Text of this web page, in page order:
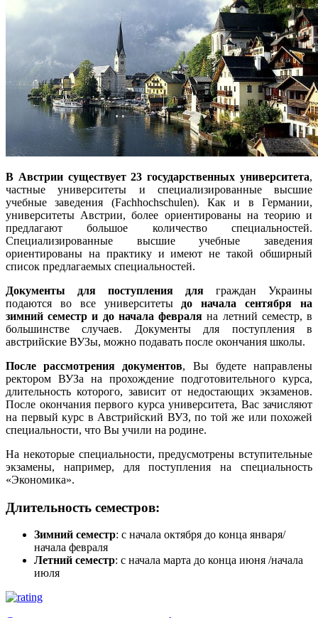
В Австрии существует 23 государственных университета,
частные университеты и специализированные высшие
учебные заведения (Fachhochschulen). Как и в Германии,
университеты Австрии, более ориентированы на теорию и
предлагают большое количество специальностей.
Специализированные высшие учебные заведения
ориентированы на практику и имеют не такой обширный
список предлагаемых специальностей.
Документы для поступления для граждан Украины
подаются во все университеты до начала сентября на
зимний семестр и до начала февраля на летний семестр, в
большинстве случаев. Документы для поступления в
австрийские ВУЗы, можно подавать после окончания школы.
После рассмотрения документов, Вы будете направлены
ректором ВУЗа на прохождение подготовительного курса,
длительность которого, зависит от недостающих экзаменов.
После окончания первого курса университета, Вас зачисляют
на первый курс в Австрийский ВУЗ, по той же или похожей
специальности, что Вы учили на родине.
На некоторые специальности, предусмотрены вступительные
экзамены, например, для поступления на специальность
«Экономика».
Длительность семестров:
Зимний семестр: с начала октября до конца января/
начала февраля
Летний семестр: с начала марта до конца июня /начала
июля